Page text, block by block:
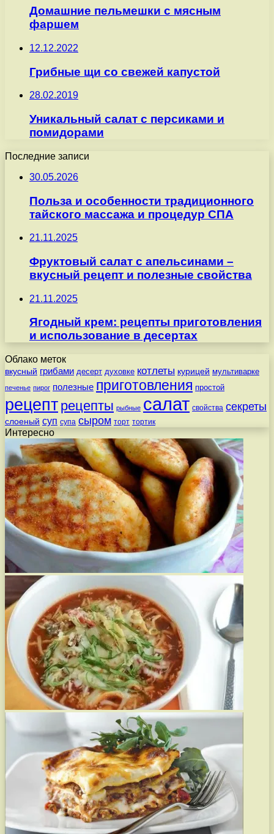
Домашние пельмешки с мясным
фаршем
12.12.2022
Грибные щи со свежей капустой
28.02.2019
Уникальный салат с персиками и
помидорами
Последние записи
30.05.2026
Польза и особенности традиционного
тайского массажа и процедур СПА
21.11.2025
Фруктовый салат с апельсинами –
вкусный рецепт и полезные свойства
21.11.2025
Ягодный крем: рецепты приготовления
и использование в десертах
Облако меток
вкусный грибами десерт духовке котлеты курицей мультиварке
печенье пирог полезные приготовления простой
рецепт рецепты рыбные салат свойства секреты
слоеный суп супа сыром торт тортик
Интересно